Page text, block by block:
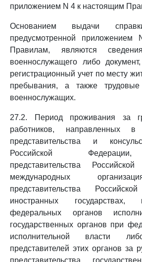
приложением N 4 к настоящим
Основанием выдачи
предусмотренной
Правилам, являются
военнослужащего либо
регистрационный учет по месту
пребывания, а также трудовые
военнослужащих.
27.2. Период проживания за
работников, направленных в
представительства и
Российской
представительства
международных
представительства
иностранных государствах,
федеральных органов
государственных органов при
исполнительной власти
представителей этих органов за
представительства